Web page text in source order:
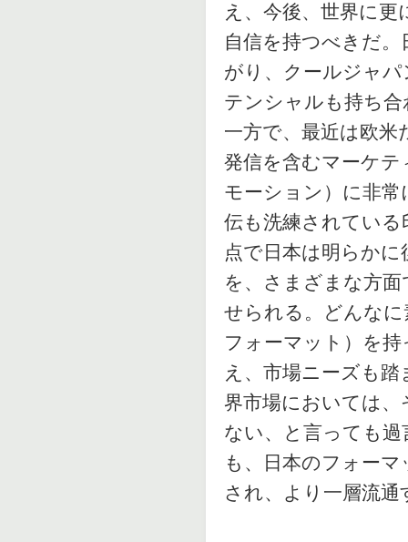
え、今後、世界に
自信を持つべきだ
がり、クールジャ
テンシャルも持ち
一方で、最近は欧
発信を含むマーケ
モーション）に非
伝も洗練されてい
点で日本は明らか
を、さまざまな方
せられる。どんな
フォーマット）を
え、市場ニーズも
界市場においては
ない、と言っても
も、日本のフォー
され、より一層流